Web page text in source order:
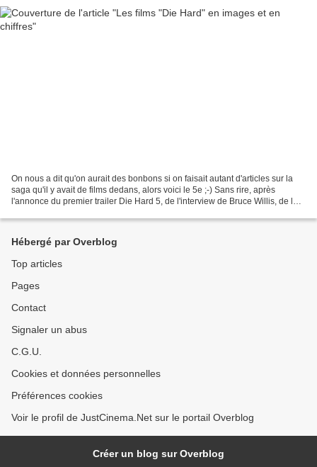
On nous a dit qu'on aurait des bonbons si on faisait autant d'articles sur la
saga qu'il y avait de films dedans, alors voici le 5e ;-) Sans rire, après
l'annonce du premier trailer Die Hard 5, de l'interview de Bruce Willis, de la
Hébergé par Overblog
Top articles
Pages
Contact
Signaler un abus
C.G.U.
Cookies et données personnelles
Préférences cookies
Voir le profil de JustCinema.Net sur le portail Overblog
Créer un blog sur Overblog